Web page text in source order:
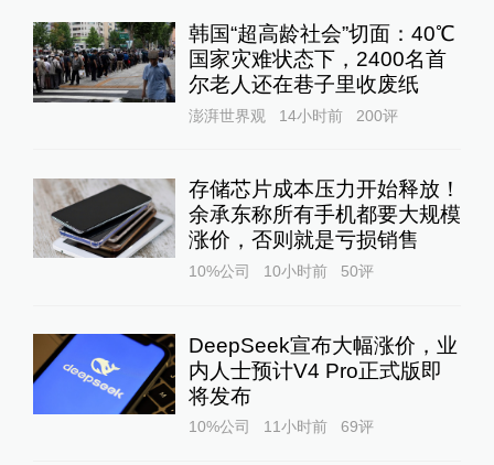
韩国“超高龄社会”切面：40℃
国家灾难状态下，2400名首
尔老人还在巷子里收废纸
澎湃世界观 14小时前 200评
存储芯片成本压力开始释放！
余承东称所有手机都要大规模
涨价，否则就是亏损销售
10%公司 10小时前 50评
DeepSeek宣布大幅涨价，业
内人士预计V4 Pro正式版即
将发布
10%公司 11小时前 69评